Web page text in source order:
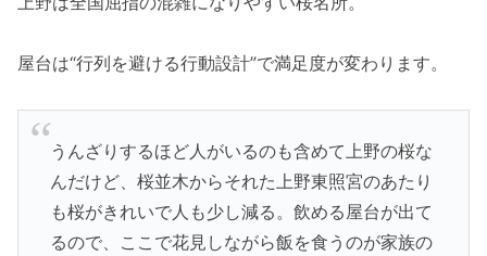
屋台は“行列を避ける行動設計”で満足度が変わります。
うんざりするほど人がいるのも含めて上野の桜な
んだけど、桜並木からそれた上野東照宮のあたり
も桜がきれいで人も少し減る。飲める屋台が出て
るので、ここで花見しながら飯を食うのが家族の